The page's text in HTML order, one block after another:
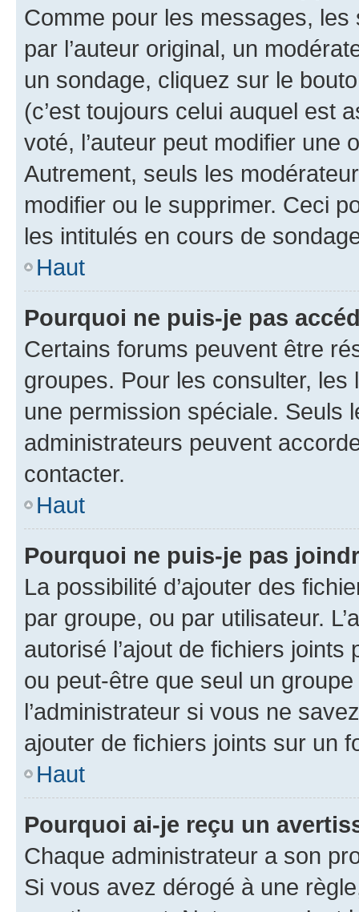
Comme pour les messages,
par l’auteur original, un
un sondage, cliquez sur le
(c’est toujours celui auquel est
voté, l’auteur peut modifier une
Autrement, seuls les
modifier ou le supprimer. Ceci
les intitulés en cours de
Haut
Pourquoi ne puis-je pas
Certains forums peuvent être
groupes. Pour les consulter,
une permission spéciale. Seuls
administrateurs peuvent
contacter.
Haut
Pourquoi ne puis-je pas
La possibilité d’ajouter des
par groupe, ou par utilisateur.
autorisé l’ajout de fichiers
ou peut-être que seul un
l’administrateur si vous ne
ajouter de fichiers joints sur un
Haut
Pourquoi ai-je reçu un
Chaque administrateur a son
Si vous avez dérogé à une